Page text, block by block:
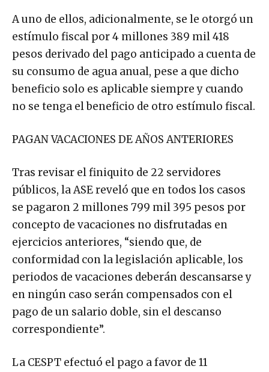
A uno de ellos, adicionalmente, se le otorgó un
estímulo fiscal por 4 millones 389 mil 418
pesos derivado del pago anticipado a cuenta de
su consumo de agua anual, pese a que dicho
beneficio solo es aplicable siempre y cuando
no se tenga el beneficio de otro estímulo fiscal.
PAGAN VACACIONES DE AÑOS ANTERIORES
Tras revisar el finiquito de 22 servidores
públicos, la ASE reveló que en todos los casos
se pagaron 2 millones 799 mil 395 pesos por
concepto de vacaciones no disfrutadas en
ejercicios anteriores, “siendo que, de
conformidad con la legislación aplicable, los
periodos de vacaciones deberán descansarse y
en ningún caso serán compensados con el
pago de un salario doble, sin el descanso
correspondiente”.
La CESPT efectuó el pago a favor de 11